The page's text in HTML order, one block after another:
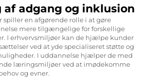
af adgang og inklusion
en afgørende rolle i at gøre
mere tilgængelige for forskellige
I erhvervsmiljøer kan de hjælpe kunder
ved at yde specialiseret støtte og
I uddannelse hjælper de med
læringsmiljøer ved at imødekomme
og evner.